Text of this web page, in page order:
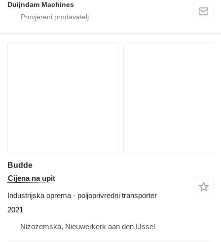
Duijndam Machines
Budde
Cijena na upit
Industrijska oprema - poljoprivredni transporter
2021
Nizozemska, Nieuwerkerk aan den IJssel